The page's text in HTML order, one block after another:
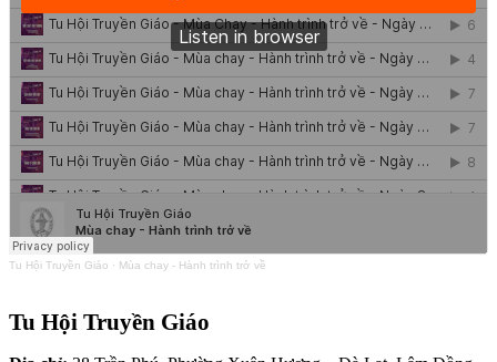
Tu Hội Truyền Giáo · Mùa chay - Hành trình trở về
Tu Hội Truyền Giáo